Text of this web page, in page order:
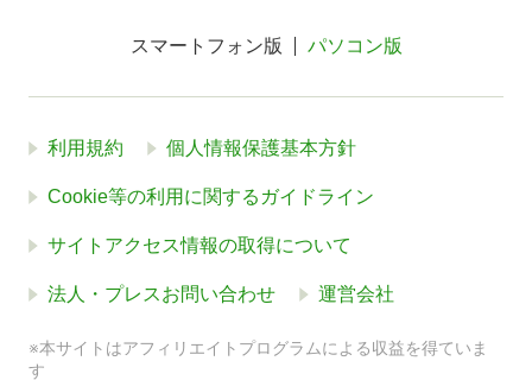
スマートフォン版 パソコン版
利用規約 個人情報保護基本方針
Cookie等の利用に関するガイドライン
サイトアクセス情報の取得について
法人・プレスお問い合わせ 運営会社
※本サイトはアフィリエイトプログラムによる収益を得ていま
す